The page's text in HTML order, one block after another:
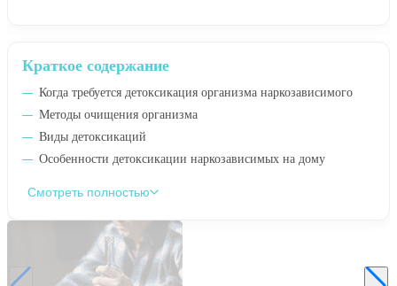
Краткое содержание
Когда требуется детоксикация организма наркозависимого
Методы очищения организма
Виды детоксикаций
Особенности детоксикации наркозависимых на дому
Смотреть полностью